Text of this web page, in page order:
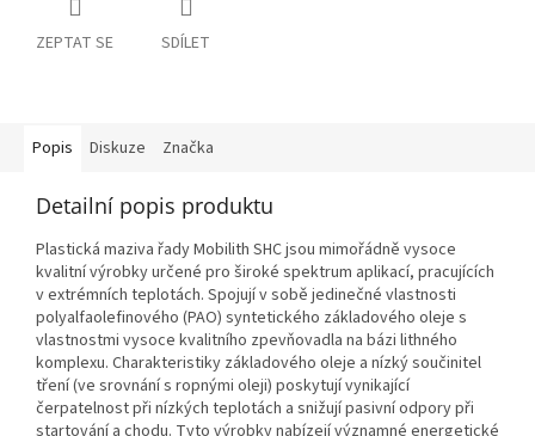
ZEPTAT SE SDÍLET
Popis Diskuze Značka
Detailní popis produktu
Plastická maziva řady Mobilith SHC jsou mimořádně vysoce
kvalitní výrobky určené pro široké spektrum aplikací, pracujících
v extrémních teplotách. Spojují v sobě jedinečné vlastnosti
polyalfaolefinového (PAO) syntetického základového oleje s
vlastnostmi vysoce kvalitního zpevňovadla na bázi lithného
komplexu. Charakteristiky základového oleje a nízký součinitel
tření (ve srovnání s ropnými oleji) poskytují vynikající
čerpatelnost při nízkých teplotách a snižují pasivní odpory při